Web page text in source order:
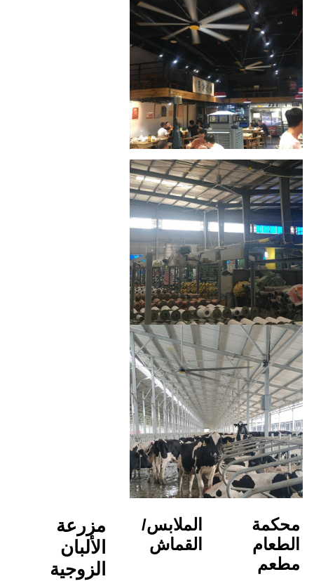
الملابس/
القماش
مزرعة
الألبان